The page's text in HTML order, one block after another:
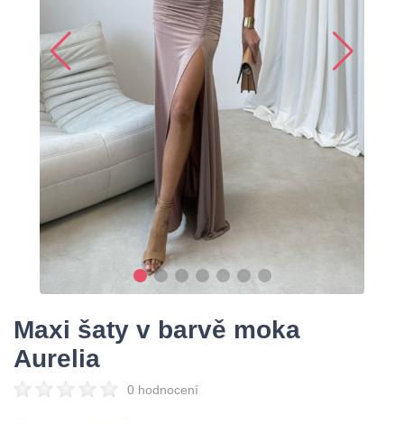
Maxi šaty v barvě moka
Aurelia
0 hodnocení